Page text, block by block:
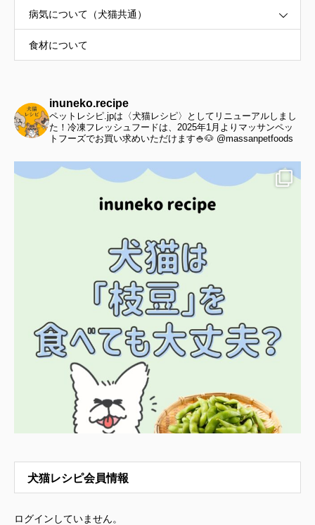
病気について（犬猫共通）
食材について
inuneko.recipe
ペットレシピ.jpは〈犬猫レシピ〉としてリニューアルしまし
た！冷凍フレッシュフードは、2025年1月よりマッサンペッ
トフーズでお買い求めいただけます🍚🐶 @massanpetfoods
犬猫レシピ会員情報
ログインしていません。